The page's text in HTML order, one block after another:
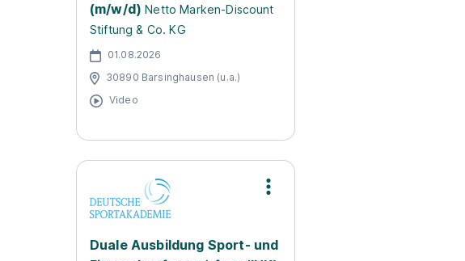
(m/w/d) Netto Marken-Discount
Stiftung & Co. KG
01.08.2026
30890 Barsinghausen (u.a.)
Video
Duale Ausbildung Sport- und